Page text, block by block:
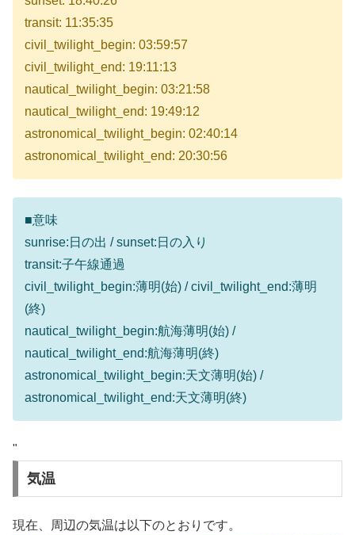
transit: 11:35:35
civil_twilight_begin: 03:59:57
civil_twilight_end: 19:11:13
nautical_twilight_begin: 03:21:58
nautical_twilight_end: 19:49:12
astronomical_twilight_begin: 02:40:14
astronomical_twilight_end: 20:30:56
■意味
sunrise:日の出 / sunset:日の入り
transit:子午線通過
civil_twilight_begin:薄明(始) / civil_twilight_end:薄明
(終)
nautical_twilight_begin:航海薄明(始) /
nautical_twilight_end:航海薄明(終)
astronomical_twilight_begin:天文薄明(始) /
astronomical_twilight_end:天文薄明(終)
"
気温
現在、周辺の気温は以下のとおりです。